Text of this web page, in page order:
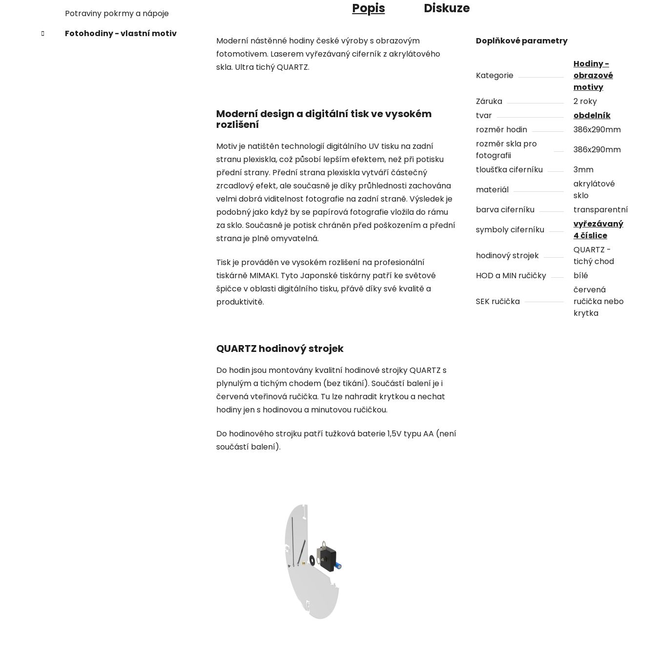
Potraviny pokrmy a nápoje
Fotohodiny - vlastní motiv
Popis Diskuze
Moderní nástěnné hodiny české výroby s obrazovým
fotomotivem. Laserem vyřezávaný ciferník z akrylátového
skla. Ultra tichý QUARTZ.
Moderní design a digitální tisk ve vysokém
rozlišení
Motiv je natištěn technologií digitálního UV tisku na zadní
stranu plexiskla, což působí lepším efektem, než při potisku
přední strany. Přední strana plexiskla vytváří částečný
zrcadlový efekt, ale současně je díky průhlednosti zachována
velmi dobrá viditelnost fotografie na zadní straně. Výsledek je
podobný jako když by se papírová fotografie vložila do rámu
za sklo. Současně je potisk chráněn před poškozením a přední
strana je plně omyvatelná.
Tisk je prováděn ve vysokém rozlišení na profesionální
tiskárně MIMAKI. Tyto Japonské tiskárny patří ke světové
špičce v oblasti digitálního tisku, přávě díky své kvalitě a
produktivitě.
QUARTZ hodinový strojek
Do hodin jsou montovány kvalitní hodinové strojky QUARTZ s
plynulým a tichým chodem (bez tikání). Součástí balení je i
červená vteřinová ručička. Tu lze nahradit krytkou a nechat
hodiny jen s hodinovou a minutovou ručičkou.
Do hodinového strojku patří tužková baterie 1,5V typu AA (není
součástí balení).
Doplňkové parametry
Kategorie
Hodiny -
obrazové
motivy
Záruka
2 roky
tvar
obdelník
rozměr hodin
386x290mm
rozměr skla pro
fotografii
386x290mm
tloušťka ciferníku
3mm
materiál
akrylátové
sklo
barva ciferníku
transparentní
symboly ciferníku
vyřezávaný
4 číslice
hodinový strojek
QUARTZ -
tichý chod
HOD a MIN ručičky
bílé
SEK ručička
červená
ručička nebo
krytka